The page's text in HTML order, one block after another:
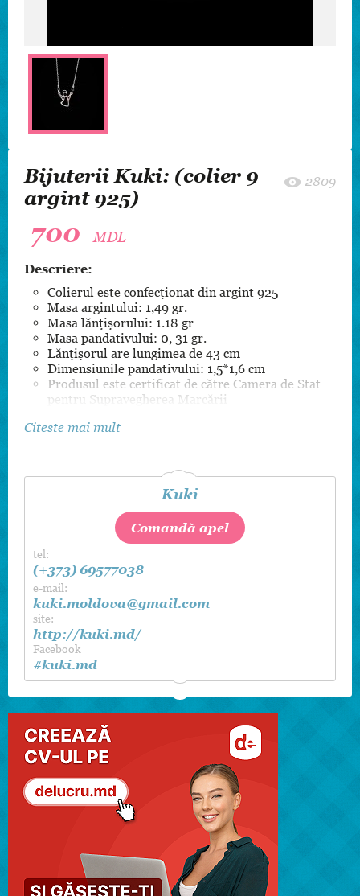
Bijuterii Kuki: (colier 9
argint 925)
2809
700 MDL
Descriere:
Colierul este confecționat din argint 925
Masa argintului: 1,49 gr.
Masa lănțișorului: 1.18 gr
Masa pandativului: 0, 31 gr.
Lănțișorul are lungimea de 43 cm
Dimensiunile pandativului: 1,5*1,6 cm
Produsul este certificat de către Camera de Stat
pentru Supravegherea Marcării
Citeste mai mult
Kuki
Comandă apel
tel:
(+373) 69577038
e-mail:
kuki.moldova@gmail.com
site:
http://kuki.md/
Facebook
#kuki.md